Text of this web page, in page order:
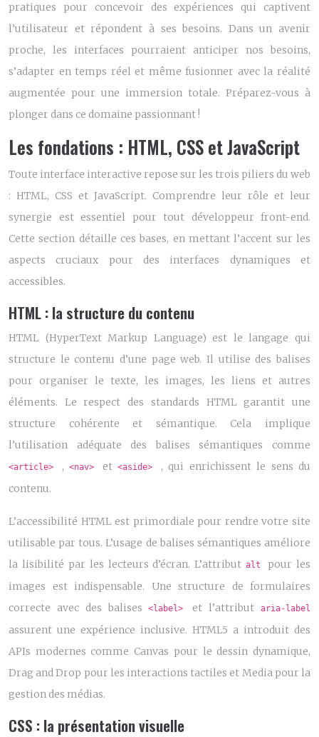
pratiques pour concevoir des expériences qui captivent
l’utilisateur et répondent à ses besoins. Dans un avenir
proche, les interfaces pourraient anticiper nos besoins,
s’adapter en temps réel et même fusionner avec la réalité
augmentée pour une immersion totale. Préparez-vous à
plonger dans ce domaine passionnant !
Les fondations : HTML, CSS et JavaScript
Toute interface interactive repose sur les trois piliers du web
: HTML, CSS et JavaScript. Comprendre leur rôle et leur
synergie est essentiel pour tout développeur front-end.
Cette section détaille ces bases, en mettant l’accent sur les
aspects cruciaux pour des interfaces dynamiques et
accessibles.
HTML : la structure du contenu
HTML (HyperText Markup Language) est le langage qui
structure le contenu d’une page web. Il utilise des balises
pour organiser le texte, les images, les liens et autres
éléments. Le respect des standards HTML garantit une
structure cohérente et sémantique. Cela implique
l’utilisation adéquate des balises sémantiques comme
<article> , <nav> et <aside>
, qui enrichissent le sens du
contenu.
L’accessibilité HTML est primordiale pour rendre votre site
utilisable par tous. L’usage de balises sémantiques améliore
la lisibilité par les lecteurs d’écran. L’attributalt pour les
images est indispensable. Une structure de formulaires
correcte avec des balises<label> et l’attributaria-label
assurent une expérience inclusive. HTML5 a introduit des
APIs modernes comme Canvas pour le dessin dynamique,
Drag and Drop pour les interactions tactiles et Media pour la
gestion des médias.
CSS : la présentation visuelle